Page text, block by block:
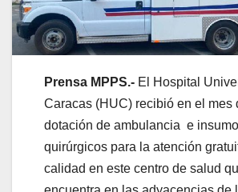
Prensa MPPS.- El Hospital
Caracas (HUC) recibió en el mes
dotación de ambulancia e
quirúrgicos para la atención
calidad en este centro de salud